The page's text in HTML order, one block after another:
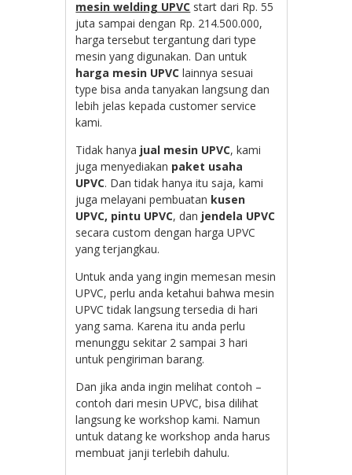
mesin welding UPVC start dari Rp. 55
juta sampai dengan Rp. 214.500.000,
harga tersebut tergantung dari type
mesin yang digunakan. Dan untuk
harga mesin UPVC lainnya sesuai
type bisa anda tanyakan langsung dan
lebih jelas kepada customer service
kami.
Tidak hanya jual mesin UPVC, kami
juga menyediakan paket usaha
UPVC. Dan tidak hanya itu saja, kami
juga melayani pembuatan kusen
UPVC, pintu UPVC, dan jendela UPVC
secara custom dengan harga UPVC
yang terjangkau.
Untuk anda yang ingin memesan mesin
UPVC, perlu anda ketahui bahwa mesin
UPVC tidak langsung tersedia di hari
yang sama. Karena itu anda perlu
menunggu sekitar 2 sampai 3 hari
untuk pengiriman barang.
Dan jika anda ingin melihat contoh –
contoh dari mesin UPVC, bisa dilihat
langsung ke workshop kami. Namun
untuk datang ke workshop anda harus
membuat janji terlebih dahulu.